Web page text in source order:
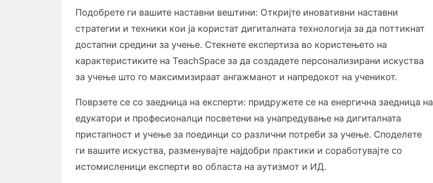
Подобрете ги вашите наставни вештини: Откријте иновативни наставни
стратегии и техники кои ја користат дигиталната технологија за да поттикнат
достапни средини за учење. Стекнете експертиза во користењето на
карактеристиките на TeachSpace за да создадете персонализирани искуства
за учење што го максимизираат ангажманот и напредокот на ученикот.
Поврзете се со заедница на експерти: придружете се на енергична заедница на
едукатори и професионалци посветени на унапредување на дигиталната
пристапност и учење за поединци со различни потреби за учење. Споделете
ги вашите искуства, разменувајте најдобри практики и соработувајте со
истомисленици експерти во областа на аутизмот и ИД.